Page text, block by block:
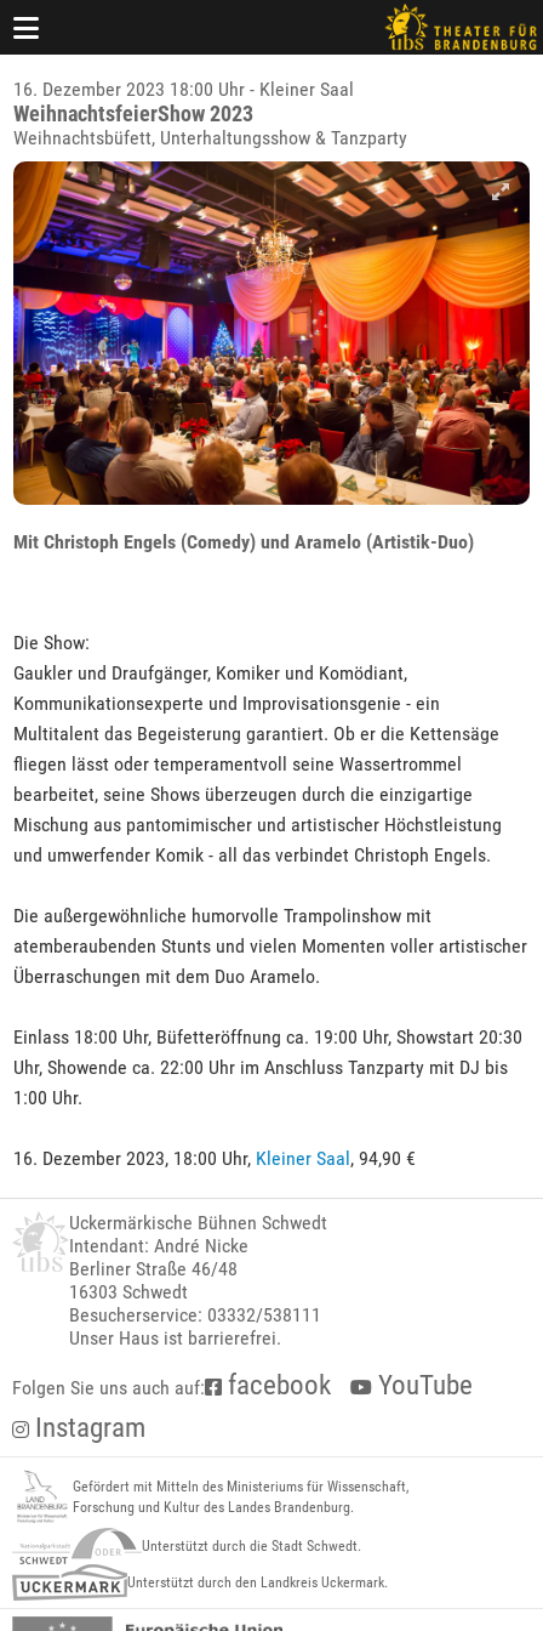
16. Dezember 2023 18:00 Uhr - Kleiner Saal
WeihnachtsfeierShow 2023
Weihnachtsbüfett, Unterhaltungsshow & Tanzparty
Mit Christoph Engels (Comedy) und Aramelo (Artistik-Duo)
Die Show:
Gaukler und Draufgänger, Komiker und Komödiant,
Kommunikationsexperte und Improvisationsgenie - ein
Multitalent das Begeisterung garantiert. Ob er die Kettensäge
fliegen lässt oder temperamentvoll seine Wassertrommel
bearbeitet, seine Shows überzeugen durch die einzigartige
Mischung aus pantomimischer und artistischer Höchstleistung
und umwerfender Komik - all das verbindet Christoph Engels.
Die außergewöhnliche humorvolle Trampolinshow mit
atemberaubenden Stunts und vielen Momenten voller artistischer
Überraschungen mit dem Duo Aramelo.
Einlass 18:00 Uhr, Büfetteröffnung ca. 19:00 Uhr, Showstart 20:30
Uhr, Showende ca. 22:00 Uhr im Anschluss Tanzparty mit DJ bis
1:00 Uhr.
16. Dezember 2023, 18:00 Uhr, Kleiner Saal , 94,90 €
Uckermärkische Bühnen Schwedt
Intendant: André Nicke
Berliner Straße 46/48
16303 Schwedt
Besucherservice: 03332/538111
Unser Haus ist barrierefrei.
Folgen Sie uns auch auf: facebook
YouTube
Instagram
Gefördert mit Mitteln des Ministeriums für Wissenschaft,
Forschung und Kultur des Landes Brandenburg.
Unterstützt durch die Stadt Schwedt.
Unterstützt durch den Landkreis Uckermark.